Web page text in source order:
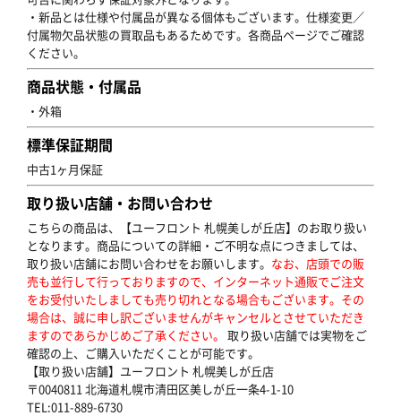
・新品とは仕様や付属品が異なる個体もございます。仕様変更／
付属物欠品状態の買取品もあるためです。各商品ページでご確認
ください。
商品状態・付属品
・外箱
標準保証期間
中古1ヶ月保証
取り扱い店舗・お問い合わせ
こちらの商品は、【ユーフロント 札幌美しが丘店】のお取り扱い
となります。商品についての詳細・ご不明な点につきましては、
取り扱い店舗にお問い合わせをお願いします。 なお、店頭での販
売も並行して行っておりますので、インターネット通販でご注文
をお受付いたしましても売り切れとなる場合もございます。その
場合は、誠に申し訳ございませんがキャンセルとさせていただき
ますのであらかじめご了承ください。 取り扱い店舗では実物をご
確認の上、ご購入いただくことが可能です。
【取り扱い店舗】ユーフロント 札幌美しが丘店
〒0040811 北海道札幌市清田区美しが丘一条4-1-10
TEL:011-889-6730